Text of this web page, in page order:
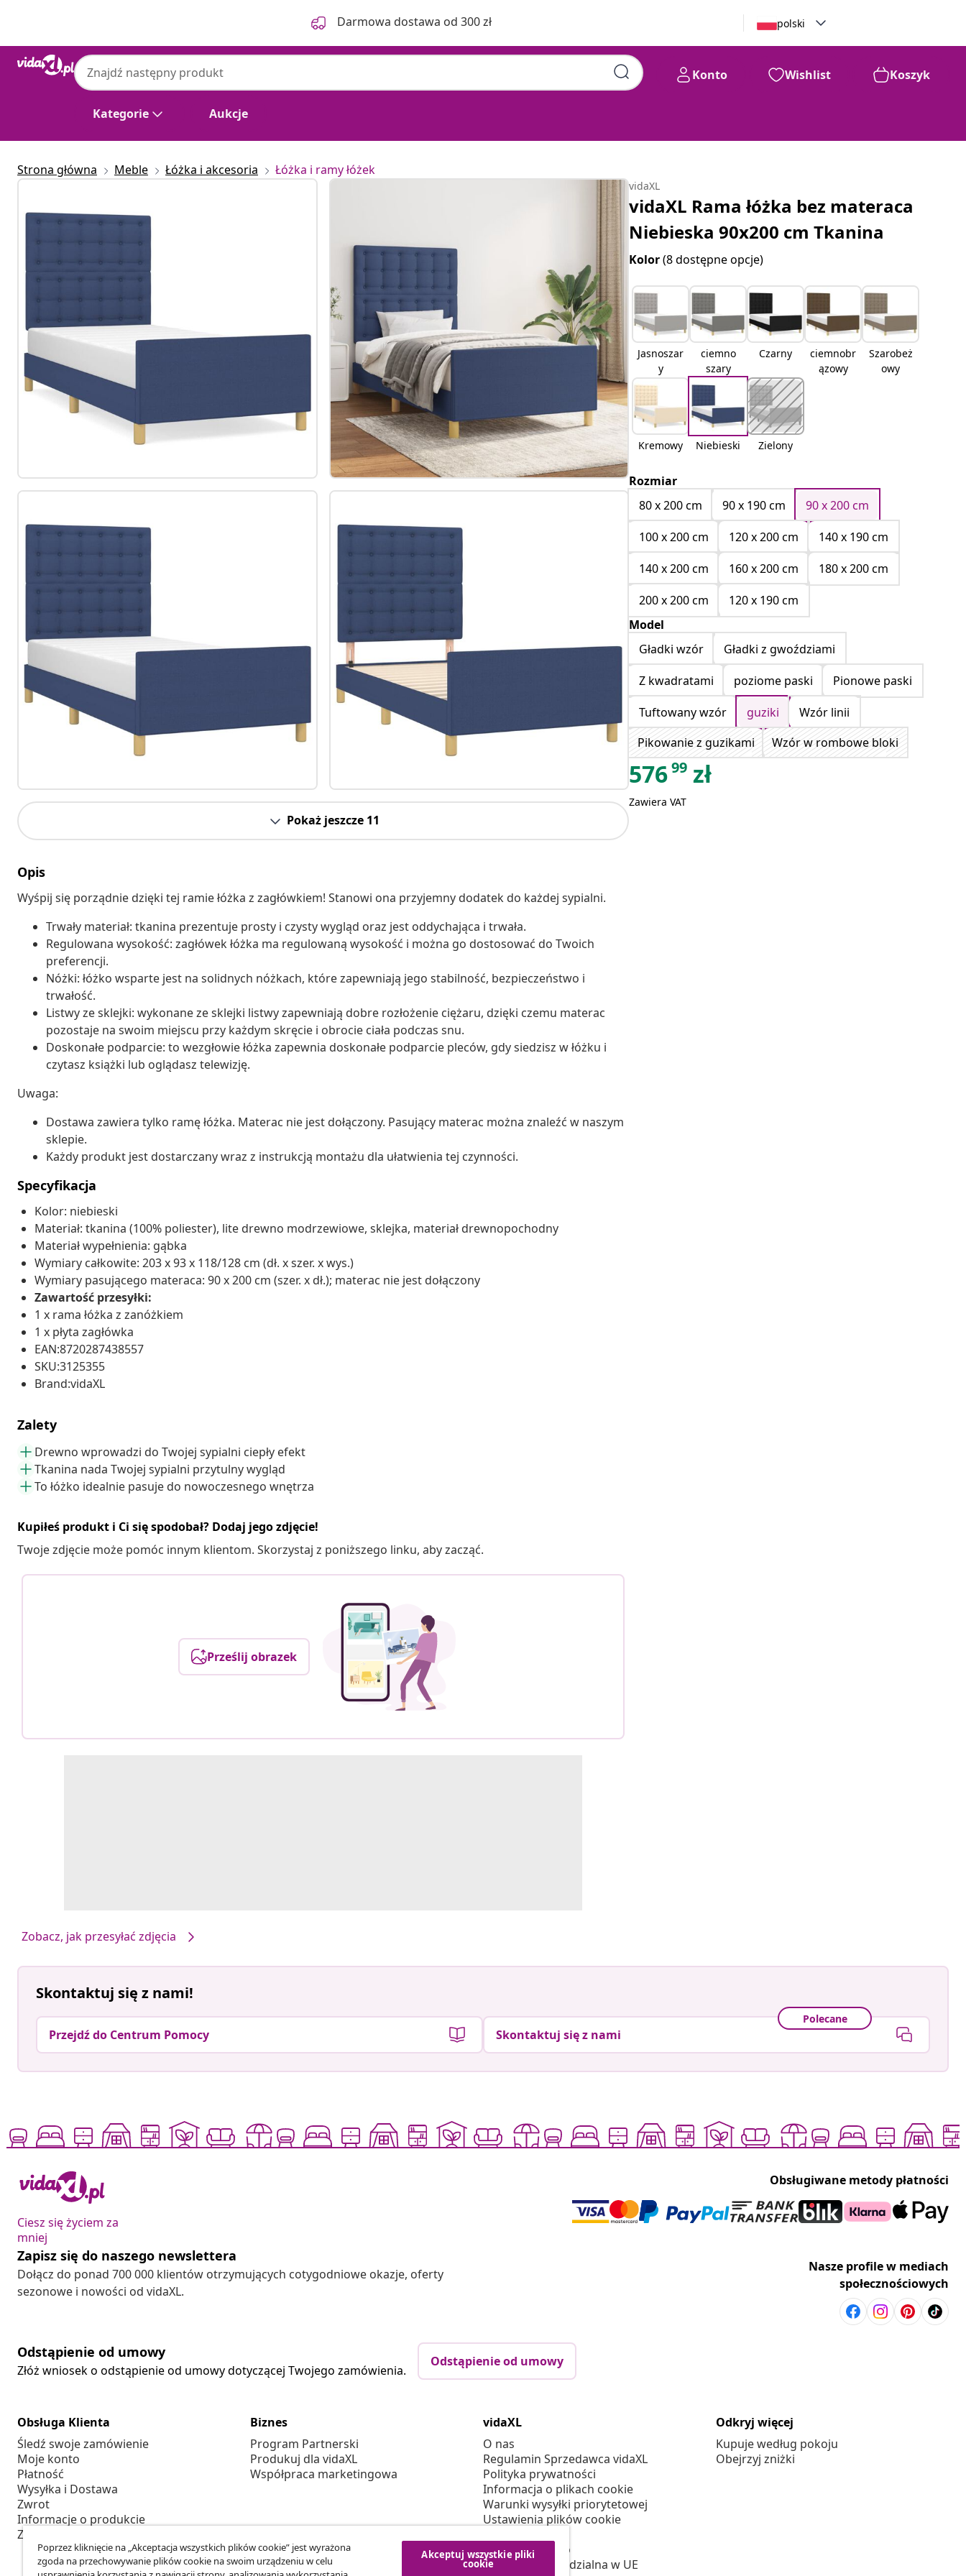
Darmowa dostawa od 300 zł polski
Kategorie Aukcje
Konto Wishlist Koszyk
Strona główna Meble Łóżka i akcesoria Łóżka i ramy łóżek
Pokaż jeszcze 11
Opis
Wyśpij się porządnie dzięki tej ramie łóżka z zagłówkiem! Stanowi ona przyjemny dodatek do każdej sypialni.
Trwały materiał: tkanina prezentuje prosty i czysty wygląd oraz jest oddychająca i trwała.
Regulowana wysokość: zagłówek łóżka ma regulowaną wysokość i można go dostosować do Twoich
preferencji.
Nóżki: łóżko wsparte jest na solidnych nóżkach, które zapewniają jego stabilność, bezpieczeństwo i
trwałość.
Listwy ze sklejki: wykonane ze sklejki listwy zapewniają dobre rozłożenie ciężaru, dzięki czemu materac
pozostaje na swoim miejscu przy każdym skręcie i obrocie ciała podczas snu.
Doskonałe podparcie: to wezgłowie łóżka zapewnia doskonałe podparcie pleców, gdy siedzisz w łóżku i
czytasz książki lub oglądasz telewizję.
Uwaga:
Dostawa zawiera tylko ramę łóżka. Materac nie jest dołączony. Pasujący materac można znaleźć w naszym
sklepie.
Każdy produkt jest dostarczany wraz z instrukcją montażu dla ułatwienia tej czynności.
Specyfikacja
Kolor: niebieski
Materiał: tkanina (100% poliester), lite drewno modrzewiowe, sklejka, materiał drewnopochodny
Materiał wypełnienia: gąbka
Wymiary całkowite: 203 x 93 x 118/128 cm (dł. x szer. x wys.)
Wymiary pasującego materaca: 90 x 200 cm (szer. x dł.); materac nie jest dołączony
Zawartość przesyłki:
1 x rama łóżka z zanóżkiem
1 x płyta zagłówka
EAN:8720287438557
SKU:3125355
Brand:vidaXL
Zalety
Drewno wprowadzi do Twojej sypialni ciepły efekt
Tkanina nada Twojej sypialni przytulny wygląd
To łóżko idealnie pasuje do nowoczesnego wnętrza
Kupiłeś produkt i Ci się spodobał? Dodaj jego zdjęcie!
Twoje zdjęcie może pomóc innym klientom. Skorzystaj z poniższego linku, aby zacząć.
Prześlij obrazek
Zobacz, jak przesyłać zdjęcia
vidaXL
vidaXL Rama łóżka bez materaca
Niebieska 90x200 cm Tkanina
Kolor(8 dostępne opcje)
Jasnoszar
y
ciemno
szary
Czarny
ciemnobr
ązowy
Szarobeż
owy
Kremowy Niebieski Zielony
Rozmiar
80 x 200 cm
90 x 190 cm
90 x 200 cm
100 x 200 cm
120 x 200 cm
140 x 190 cm
140 x 200 cm
160 x 200 cm
180 x 200 cm
200 x 200 cm
120 x 190 cm
Model
Gładki wzór
Gładki z gwoździami
Z kwadratami
poziome paski
Pionowe paski
Tuftowany wzór
guziki
Wzór linii
Pikowanie z guzikami
Wzór w rombowe bloki
57699 zł
Zawiera VAT
Skontaktuj się z nami!
Przejdź do Centrum Pomocy
Polecane
Skontaktuj się z nami
Ciesz się życiem za
mniej
Obsługiwane metody płatności
Zapisz się do naszego newslettera
Dołącz do ponad 700 000 klientów otrzymujących cotygodniowe okazje, oferty
sezonowe i nowości od vidaXL.
Nasze profile w mediach
społecznościowych
Odstąpienie od umowy
Złóż wniosek o odstąpienie od umowy dotyczącej Twojego zamówienia.
Odstąpienie od umowy
Obsługa Klienta
Śledź swoje zamówienie
Moje konto
Płatność
Wysyłka i Dostawa
Zwrot
Informacje o produkcie
Zamówienie
Biznes
Program Partnerski
Produkuj dla vidaXL
Współpraca marketingowa
vidaXL
O nas
Regulamin Sprzedawca vidaXL
Polityka prywatności
Informacja o plikach cookie
Warunki wysyłki priorytetowej
Ustawienia plików cookie
Bezpieczeństwo
Osoba odpowiedzialna w UE
Odkryj więcej
Kupuje według pokoju
Obejrzyj zniżki
Poprzez kliknięcie na „Akceptacja wszystkich plików cookie” jest wyrażona
zgoda na przechowywanie plików cookie na swoim urządzeniu w celu
Akceptuj wszystkie pliki
cookie